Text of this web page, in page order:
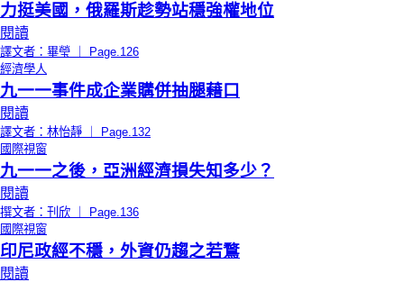
力挺美國，俄羅斯趁勢站穩強權地位
閱讀
譯文者：畢瑩 ｜ Page.126
經濟學人
九一一事件成企業購併抽腿藉口
閱讀
譯文者：林怡靜 ｜ Page.132
國際視窗
九一一之後，亞洲經濟損失知多少？
閱讀
撰文者：刊欣 ｜ Page.136
國際視窗
印尼政經不穩，外資仍趨之若鶩
閱讀